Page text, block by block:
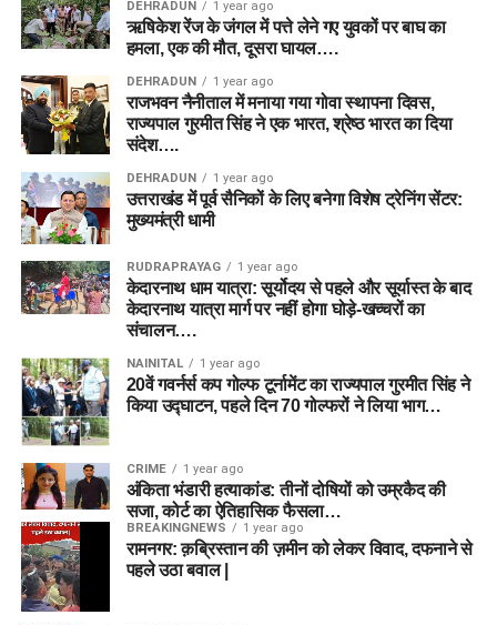
DEHRADUN 1 year ago
ऋषिकेश रेंज के जंगल में पत्ते लेने गए युवकों पर बाघ का
हमला, एक की मौत, दूसरा घायल….
DEHRADUN 1 year ago
राजभवन नैनीताल में मनाया गया गोवा स्थापना दिवस,
राज्यपाल गुरमीत सिंह ने एक भारत, श्रेष्ठ भारत का दिया
संदेश….
DEHRADUN 1 year ago
उत्तराखंड में पूर्व सैनिकों के लिए बनेगा विशेष ट्रेनिंग सेंटर:
मुख्यमंत्री धामी
RUDRAPRAYAG 1 year ago
केदारनाथ धाम यात्रा: सूर्योदय से पहले और सूर्यास्त के बाद
केदारनाथ यात्रा मार्ग पर नहीं होगा घोड़े-खच्चरों का
संचालन….
NAINITAL 1 year ago
20वें गवर्नर्स कप गोल्फ टूर्नामेंट का राज्यपाल गुरमीत सिंह ने
किया उद्घाटन, पहले दिन 70 गोल्फरों ने लिया भाग…
CRIME 1 year ago
अंकिता भंडारी हत्याकांड: तीनों दोषियों को उम्रकैद की
सजा, कोर्ट का ऐतिहासिक फैसला…
BREAKINGNEWS 1 year ago
रामनगर: क़ब्रिस्तान की ज़मीन को लेकर विवाद, दफनाने से
पहले उठा बवाल |